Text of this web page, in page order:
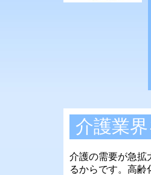
介護業
介護の需要が急拡
るからです。高